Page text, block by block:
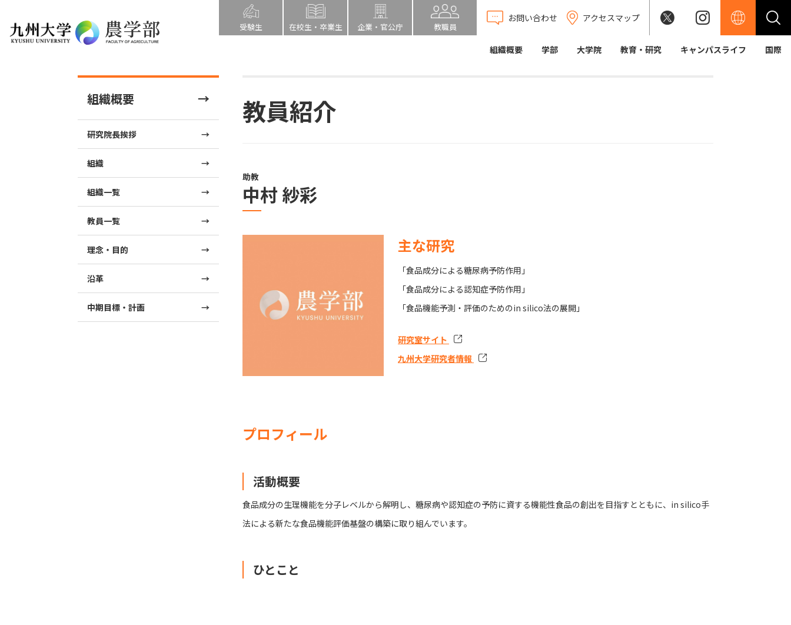
受験生 在校生・卒業生 企業・官公庁 教職員
お問い合わせ アクセスマップ
組織概要 学部 大学院 教育・研究 キャンパスライフ 国際
組織概要
研究院長挨拶
組織
組織一覧
教員一覧
理念・目的
沿革
中期目標・計画
教員紹介
助教
中村 紗彩
主な研究
「食品成分による糖尿病予防作用」
「食品成分による認知症予防作用」
「食品機能予測・評価のためのin silico法の展開」
研究室サイト
九州大学研究者情報
プロフィール
活動概要
食品成分の生理機能を分子レベルから解明し、糖尿病や認知症の予防に資する機能性食品の創出を目指すとともに、in silico手
法による新たな食品機能評価基盤の構築に取り組んでいます。
ひとこと